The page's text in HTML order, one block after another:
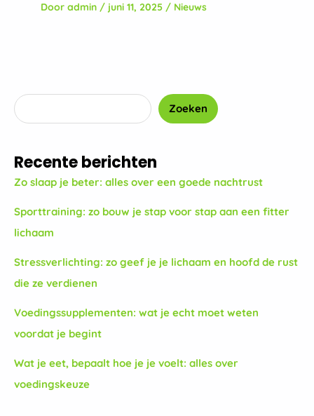
Door admin / juni 11, 2025 / Nieuws
Zoeken
Recente berichten
Zo slaap je beter: alles over een goede nachtrust
Sporttraining: zo bouw je stap voor stap aan een fitter
lichaam
Stressverlichting: zo geef je je lichaam en hoofd de rust
die ze verdienen
Voedingssupplementen: wat je echt moet weten
voordat je begint
Wat je eet, bepaalt hoe je je voelt: alles over
voedingskeuze